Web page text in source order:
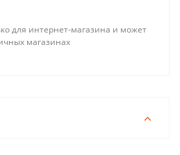
для интернет-магазина и может
магазинах